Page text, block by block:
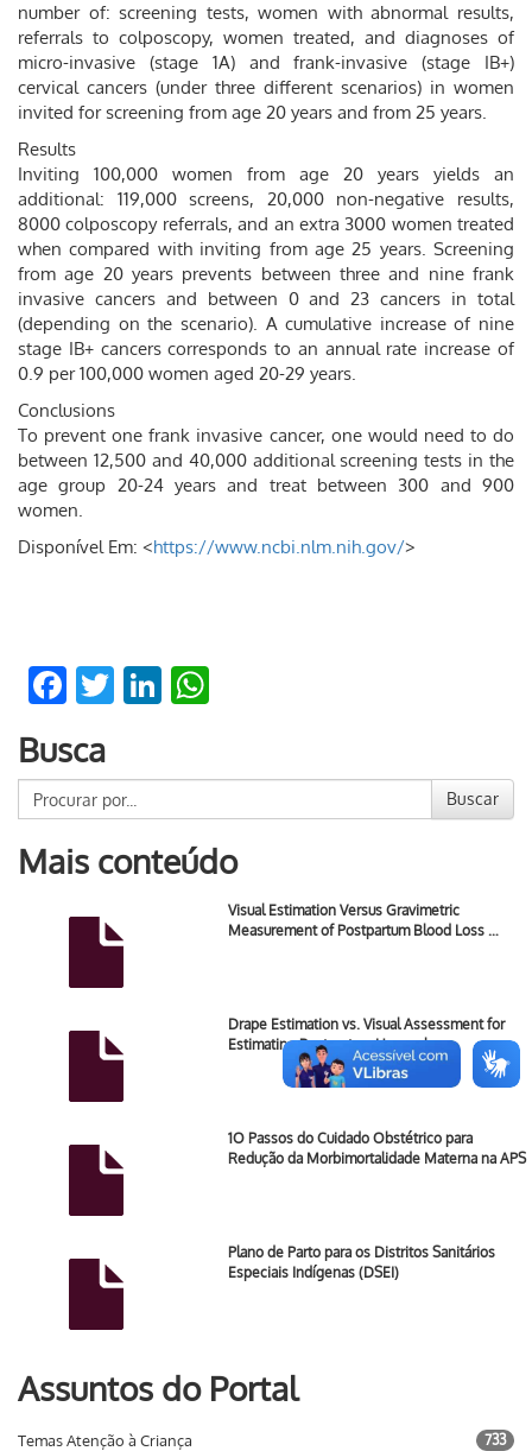
number of: screening tests, women with abnormal results,
referrals to colposcopy, women treated, and diagnoses of
micro-invasive (stage 1A) and frank-invasive (stage IB+)
cervical cancers (under three different scenarios) in women
invited for screening from age 20 years and from 25 years.
Results
Inviting 100,000 women from age 20 years yields an
additional: 119,000 screens, 20,000 non-negative results,
8000 colposcopy referrals, and an extra 3000 women treated
when compared with inviting from age 25 years. Screening
from age 20 years prevents between three and nine frank
invasive cancers and between 0 and 23 cancers in total
(depending on the scenario). A cumulative increase of nine
stage IB+ cancers corresponds to an annual rate increase of
0.9 per 100,000 women aged 20-29 years.
Conclusions
To prevent one frank invasive cancer, one would need to do
between 12,500 and 40,000 additional screening tests in the
age group 20-24 years and treat between 300 and 900
women.
Disponível Em: <https://www.ncbi.nlm.nih.gov/>
Facebook
TwitterLinkedIn
Busca
Buscar
Mais conteúdo
Visual Estimation Versus Gravimetric
Measurement of Postpartum Blood Loss …
Drape Estimation vs. Visual Assessment for
Estimating Postpartum Hemorrhage.
1O Passos do Cuidado Obstétrico para
Redução da Morbimortalidade Materna na APS
Plano de Parto para os Distritos Sanitários
Especiais Indígenas (DSEI)
Assuntos do Portal
Temas Atenção à Criança 733